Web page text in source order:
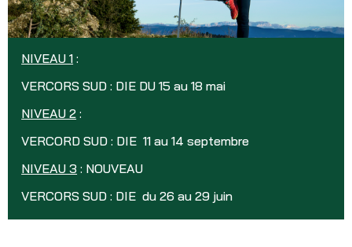
NIVEAU 1 :
VERCORS SUD : DIE DU 15 au 18 mai
NIVEAU 2 :
VERCORD SUD : DIE 11 au 14 septembre
NIVEAU 3 : NOUVEAU
VERCORS SUD : DIE du 26 au 29 juin